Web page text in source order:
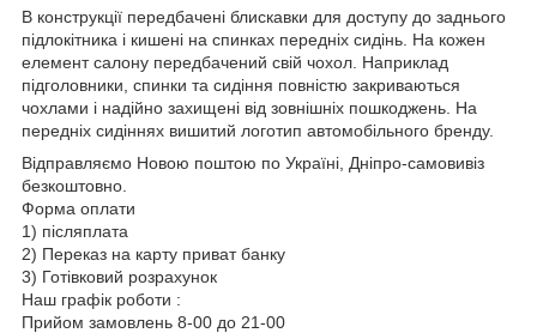
В конструкції передбачені блискавки для доступу до заднього
підлокітника і кишені на спинках передніх сидінь. На кожен
елемент салону передбачений свій чохол. Наприклад
підголовники, спинки та сидіння повністю закриваються
чохлами і надійно захищені від зовнішніх пошкоджень. На
передніх сидіннях вишитий логотип автомобільного бренду.
Відправляємо Новою поштою по Україні, Дніпро-самовивіз
безкоштовно.
Форма оплати
1) післяплата
2) Переказ на карту приват банку
3) Готівковий розрахунок
Наш графік роботи :
Прийом замовлень 8-00 до 21-00